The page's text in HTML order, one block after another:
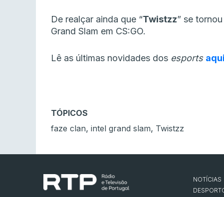
De realçar ainda que “Twistzz” se
Grand Slam em CS:GO.
Lê as últimas novidades dos esports aqui
TÓPICOS
faze clan, intel grand slam, Twistzz
NOTÍCIAS